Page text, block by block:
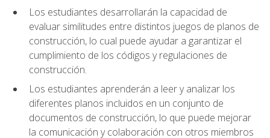
Los estudiantes desarrollarán la capacidad de
evaluar similitudes entre distintos juegos de planos de
construcción, lo cual puede ayudar a garantizar el
cumplimiento de los códigos y regulaciones de
construcción.
Los estudiantes aprenderán a leer y analizar los
diferentes planos incluidos en un conjunto de
documentos de construcción, lo que puede mejorar
la comunicación y colaboración con otros miembros